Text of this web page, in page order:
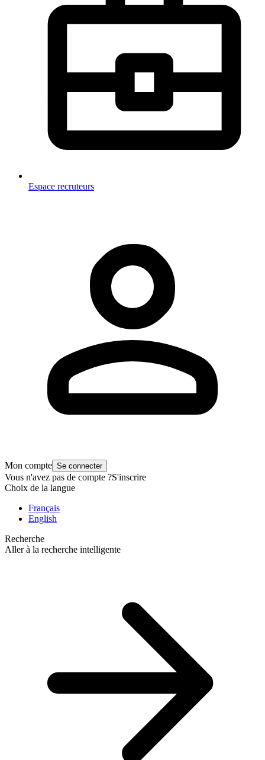
Espace recruteurs
Mon compte Se connecter
Vous n'avez pas de compte ?S'inscrire
Choix de la langue
Français
English
Recherche
Aller à la recherche intelligente